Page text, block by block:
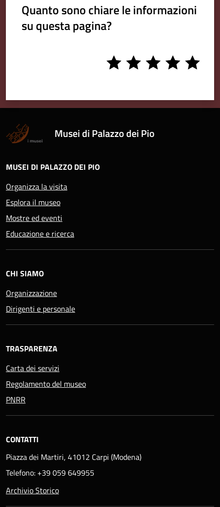
Quanto sono chiare le informazioni
su questa pagina?
5
stars
4
stars
3
stars
2
stars
1
stars
Musei di Palazzo dei Pio
MUSEI DI PALAZZO DEI PIO
Organizza la visita
Esplora il museo
Mostre ed eventi
Educazione e ricerca
CHI SIAMO
Organizzazione
Dirigenti e personale
TRASPARENZA
Carta dei servizi
Regolamento del museo
PNRR
CONTATTI
Piazza dei Martiri, 41012 Carpi (Modena)
Telefono: +39 059 649955
Archivio Storico